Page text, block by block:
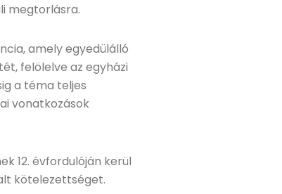
megtorlásra.
amely egyedülálló
felölelve az egyházi
a téma teljes
vonatkozások
12. évfordulóján kerül
kötelezettséget.